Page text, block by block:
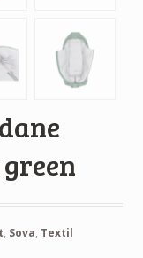
, Sova, Textil